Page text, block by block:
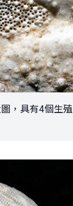
，具有4個生殖